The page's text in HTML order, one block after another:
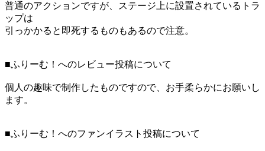
普通のアクションですが、ステージ上に設置されているトラ
ップは
引っかかると即死するものもあるので注意。
■ふりーむ！へのレビュー投稿について
個人の趣味で制作したものですので、お手柔らかにお願いし
ます。
■ふりーむ！へのファンイラスト投稿について